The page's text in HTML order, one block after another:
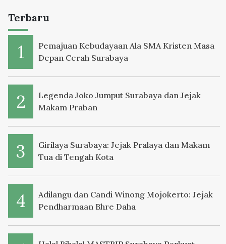
Terbaru
Pemajuan Kebudayaan Ala SMA Kristen Masa
Depan Cerah Surabaya
Legenda Joko Jumput Surabaya dan Jejak
Makam Praban
Girilaya Surabaya: Jejak Pralaya dan Makam
Tua di Tengah Kota
Adilangu dan Candi Winong Mojokerto: Jejak
Pendharmaan Bhre Daha